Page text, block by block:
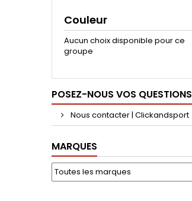
Couleur
Aucun choix disponible pour ce
groupe
POSEZ-NOUS VOS QUESTIONS
Nous contacter | Clickandsport
MARQUES